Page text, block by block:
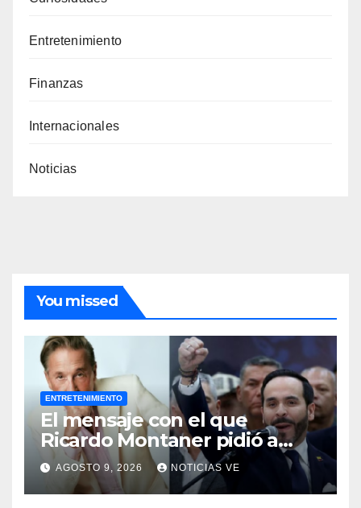
Entretenimiento
Finanzas
Internacionales
Noticias
You missed
ENTRETENIMIENTO
El mensaje con el que
Ricardo Montaner pidió a
Abelardo de la Espriella
ayudar a Venezuela
AGOSTO 9, 2026 NOTICIAS VE